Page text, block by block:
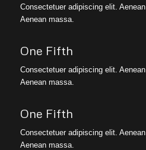
Consectetuer adipiscing elit. Aenean
Aenean massa.
One Fifth
Consectetuer adipiscing elit. Aenean
Aenean massa.
One Fifth
Consectetuer adipiscing elit. Aenean
Aenean massa.